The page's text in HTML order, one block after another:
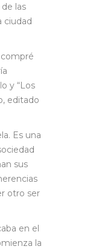
las
ciudad
y “Los
editado
Es una
sus
otro ser
en el
la